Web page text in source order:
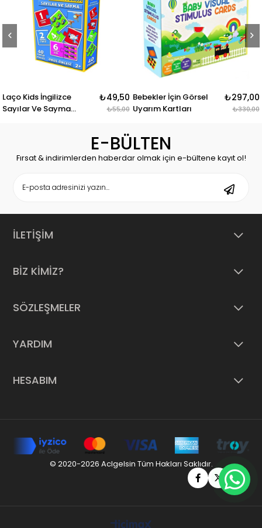
İngilizce
Sayma
₺49,50
₺55,00
Bebekler İçin Görsel
Uyarım Kartları
₺297,00 Sinsi
Eğitici
E-BÜLTEN
Fırsat & indirimlerden haberdar olmak için e-bültene kayıt ol!
İLETİŞİM
BİZ KİMİZ?
SÖZLEŞMELER
YARDIM
HESABIM
© 2020-2026 Aclgelsin Tüm Hakları Saklıdır.